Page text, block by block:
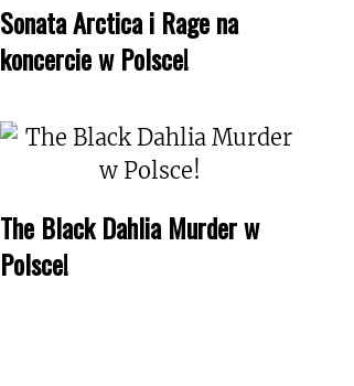
Sonata Arctica i Rage na
koncercie w Polsce!
The Black Dahlia Murder w
Polsce!